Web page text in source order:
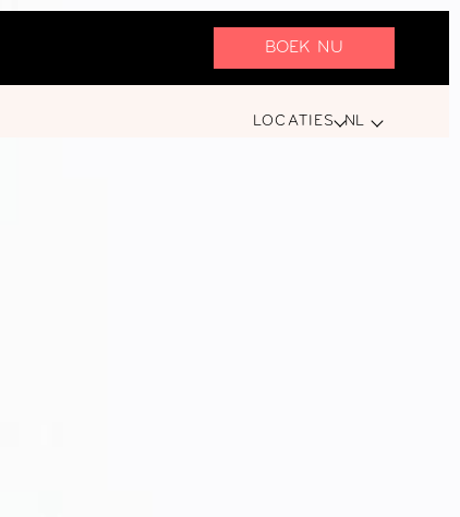
BOEK NU
LOCATIES NL